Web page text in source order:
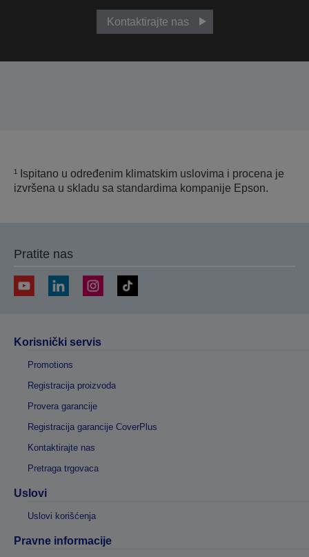
Kontaktirajte nas
¹ Ispitano u određenim klimatskim uslovima i procena je
izvršena u skladu sa standardima kompanije Epson.
Pratite nas
Korisnički servis
Promotions
Registracija proizvoda
Provera garancije
Registracija garancije CoverPlus
Kontaktirajte nas
Pretraga trgovaca
Uslovi
Uslovi korišćenja
Pravne informacije